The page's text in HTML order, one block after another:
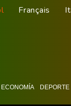
Français
ECONOMÍA DEPORTE